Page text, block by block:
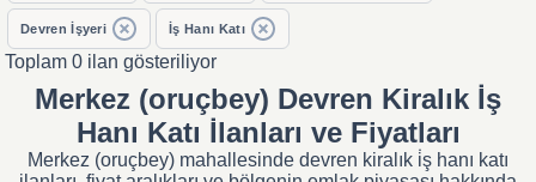
Devren İşyeri İş Hanı Katı
Toplam 0 ilan gösteriliyor
Merkez (oruçbey) Devren Kiralık İş
Hanı Katı İlanları ve Fiyatları
Merkez (oruçbey) mahallesinde devren kiralık i̇ş hanı katı